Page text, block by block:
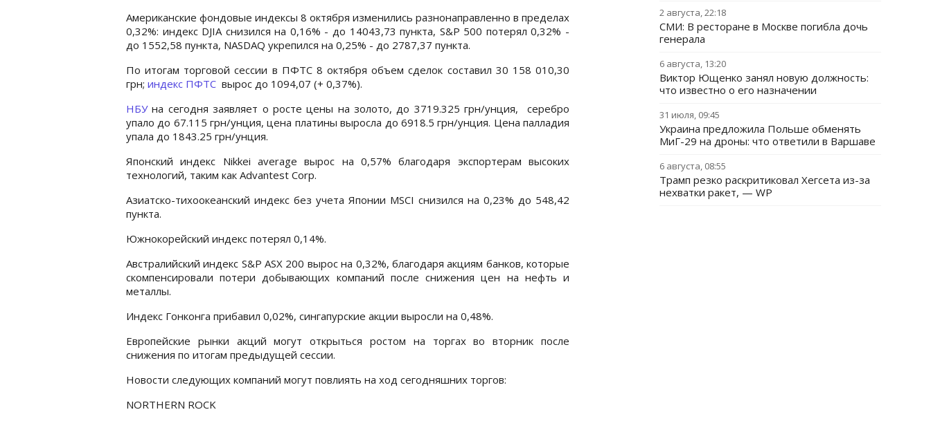
Американские фондовые индексы 8 октября изменились разнонаправленно в пределах
0,32%: индекс DJIA снизился на 0,16% - до 14043,73 пункта, S&P 500 потерял 0,32% -
до 1552,58 пункта, NASDAQ укрепился на 0,25% - до 2787,37 пункта.
По итогам торговой сессии в ПФТС 8 октября объем сделок составил 30 158 010,30
грн; индекс ПФТС вырос до 1094,07 (+ 0,37%).
НБУна сегодня заявляет о росте цены на золото, до 3719.325 грн/унция, серебро
упало до 67.115 грн/унция, цена платины выросла до 6918.5 грн/унция. Цена палладия
упала до 1843.25 грн/унция.
Японский индекс Nikkei average вырос на 0,57% благодаря экспортерам высоких
технологий, таким как Advantest Corp.
Азиатско-тихоокеанский индекс без учета Японии MSCI снизился на 0,23% до 548,42
пункта.
Южнокорейский индекс потерял 0,14%.
Австралийский индекс S&P ASX 200 вырос на 0,32%, благодаря акциям банков, которые
скомпенсировали потери добывающих компаний после снижения цен на нефть и
металлы.
Индекс Гонконга прибавил 0,02%, сингапурские акции выросли на 0,48%.
Европейские рынки акций могут открыться ростом на торгах во вторник после
снижения по итогам предыдущей сессии.
Новости следующих компаний могут повлиять на ход сегодняшних торгов:
NORTHERN ROCK
2 августа, 22:18
СМИ: В ресторане в Москве погибла дочь
генерала
6 августа, 13:20
Виктор Ющенко занял новую должность:
что известно о его назначении
31 июля, 09:45
Украина предложила Польше обменять
МиГ-29 на дроны: что ответили в Варшаве
6 августа, 08:55
Трамп резко раскритиковал Хегсета из-за
нехватки ракет, — WP